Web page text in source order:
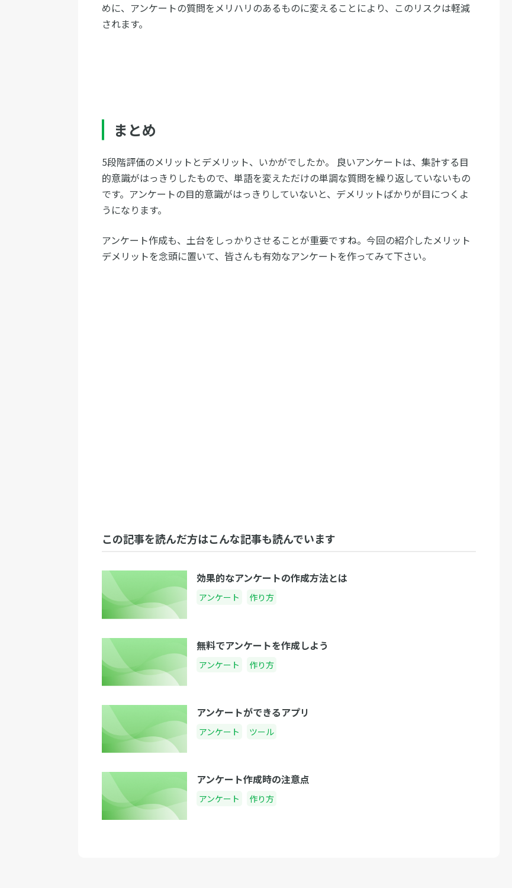
めに、アンケートの質問をメリハリのあるものに変えることにより、このリスクは軽減
されます。
まとめ
5段階評価のメリットとデメリット、いかがでしたか。 良いアンケートは、集計する目
的意識がはっきりしたもので、単語を変えただけの単調な質問を繰り返していないもの
です。アンケートの目的意識がはっきりしていないと、デメリットばかりが目につくよ
うになります。
アンケート作成も、土台をしっかりさせることが重要ですね。今回の紹介したメリット
デメリットを念頭に置いて、皆さんも有効なアンケートを作ってみて下さい。
この記事を読んだ方はこんな記事も読んでいます
効果的なアンケートの作成方法とは
アンケート 作り方
無料でアンケートを作成しよう
アンケート 作り方
アンケートができるアプリ
アンケート ツール
アンケート作成時の注意点
アンケート 作り方